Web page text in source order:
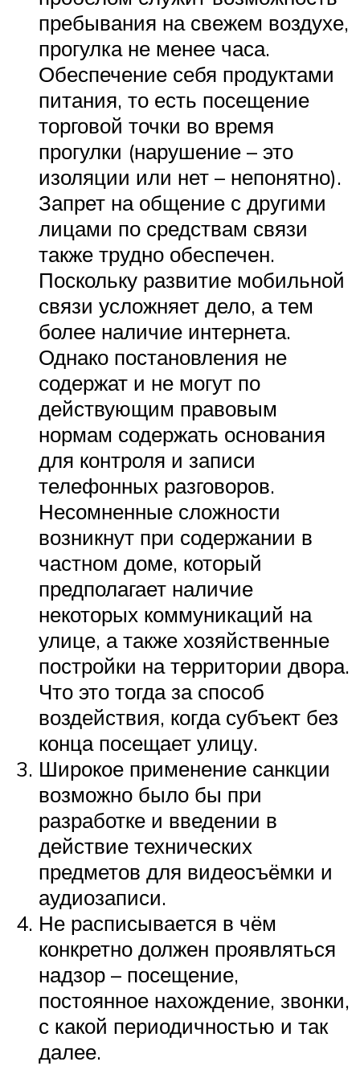
пребывания на свежем воздухе,
прогулка не менее часа.
Обеспечение себя продуктами
питания, то есть посещение
торговой точки во время
прогулки (нарушение – это
изоляции или нет – непонятно).
Запрет на общение с другими
лицами по средствам связи
также трудно обеспечен.
Поскольку развитие мобильной
связи усложняет дело, а тем
более наличие интернета.
Однако постановления не
содержат и не могут по
действующим правовым
нормам содержать основания
для контроля и записи
телефонных разговоров.
Несомненные сложности
возникнут при содержании в
частном доме, который
предполагает наличие
некоторых коммуникаций на
улице, а также хозяйственные
постройки на территории двора.
Что это тогда за способ
воздействия, когда субъект без
конца посещает улицу.
Широкое применение санкции
возможно было бы при
разработке и введении в
действие технических
предметов для видеосъёмки и
аудиозаписи.
Не расписывается в чём
конкретно должен проявляться
надзор – посещение,
постоянное нахождение, звонки,
с какой периодичностью и так
далее.